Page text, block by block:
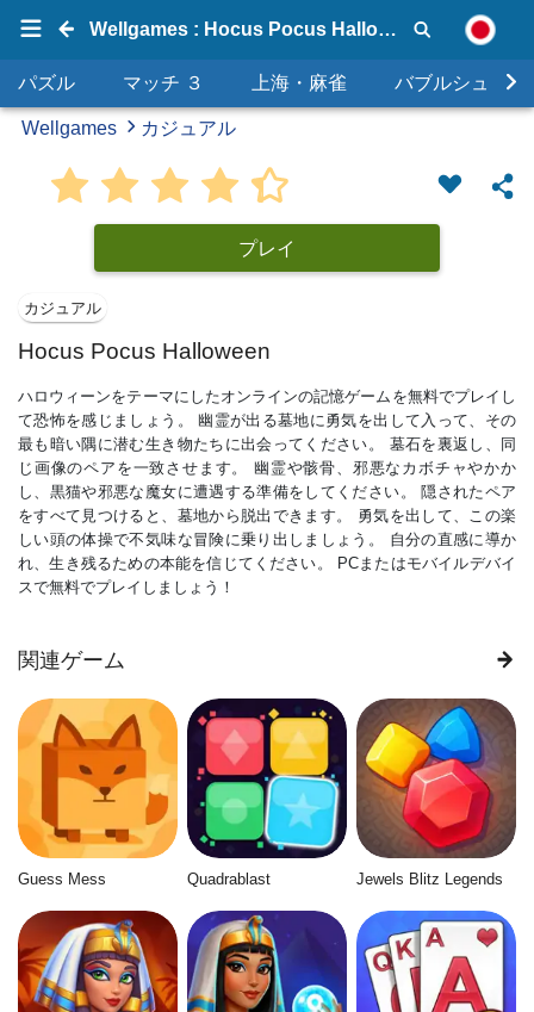
Wellgames : Hocus Pocus Halloween
パズル マッチ ３ 上海・麻雀 バブルシュータ
Wellgames カジュアル
プレイ
カジュアル
Hocus Pocus Halloween
ハロウィーンをテーマにしたオンラインの記憶ゲームを無料でプレイし
て恐怖を感じましょう。 幽霊が出る墓地に勇気を出して入って、その
最も暗い隅に潜む生き物たちに出会ってください。 墓石を裏返し、同
じ画像のペアを一致させます。 幽霊や骸骨、邪悪なカボチャやかか
し、黒猫や邪悪な魔女に遭遇する準備をしてください。 隠されたペア
をすべて見つけると、墓地から脱出できます。 勇気を出して、この楽
しい頭の体操で不気味な冒険に乗り出しましょう。 自分の直感に導か
れ、生き残るための本能を信じてください。 PCまたはモバイルデバイ
スで無料でプレイしましょう！
関連ゲーム
Guess Mess Quadrablast Jewels Blitz Legends